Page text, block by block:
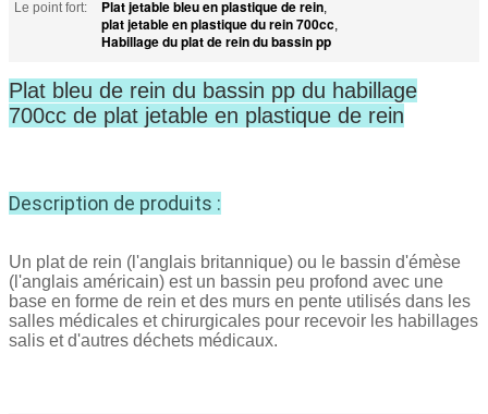
Le point fort:
Plat jetable bleu en plastique de rein,
plat jetable en plastique du rein 700cc,
Habillage du plat de rein du bassin pp
Plat bleu de rein du bassin pp du habillage
700cc de plat jetable en plastique de rein
Description de produits :
Un plat de rein (l'anglais britannique) ou le bassin d'émèse
(l'anglais américain) est un bassin peu profond avec une
base en forme de rein et des murs en pente utilisés dans les
salles médicales et chirurgicales pour recevoir les habillages
salis et d'autres déchets médicaux.